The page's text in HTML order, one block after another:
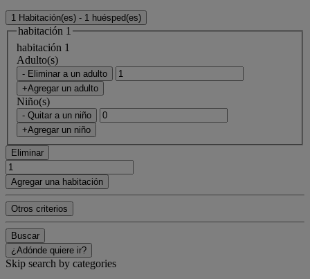
1 Habitación(es) - 1 huésped(es)
habitación 1
habitación 1
Adulto(s)
- Eliminar a un adulto
+Agregar un adulto
Niño(s)
- Quitar a un niño
+Agregar un niño
Eliminar
Agregar una habitación
Otros criterios
Buscar
¿Adónde quiere ir?
Skip search by categories